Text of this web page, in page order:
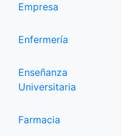
Empresa
Enfermería
Enseñanza
Universitaria
Farmacia